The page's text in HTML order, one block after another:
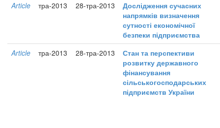
Article тра-2013 28-тра-2013
Дослідження сучасних
напрямків визначення
сутності економічної
безпеки підприємства
Article
тра-2013 28-тра-2013
Стан та перспективи
розвитку державного
фінансування
сільськогосподарських
підприємств України